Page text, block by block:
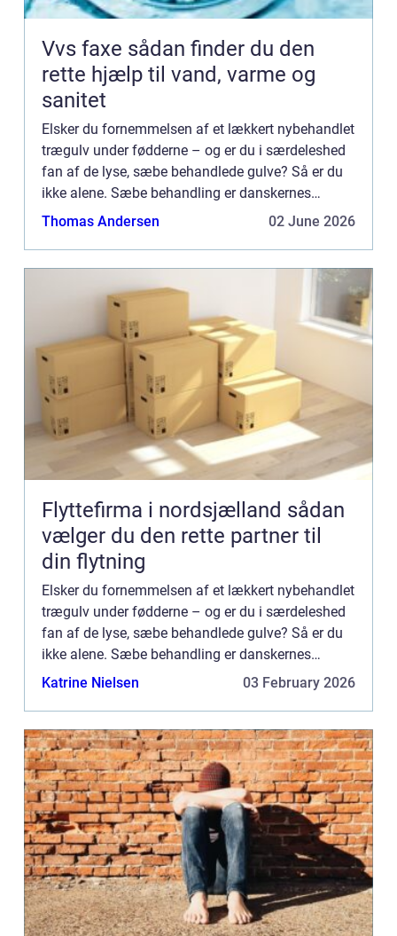
Vvs faxe sådan finder du den
rette hjælp til vand, varme og
sanitet
Elsker du fornemmelsen af et lækkert nybehandlet
trægulv under fødderne – og er du i særdeleshed
fan af de lyse, sæbe behandlede gulve? Så er du
ikke alene. Sæbe behandling er danskernes
foretrukne for...
Thomas Andersen 02 June 2026
Flyttefirma i nordsjælland sådan
vælger du den rette partner til
din flytning
Elsker du fornemmelsen af et lækkert nybehandlet
trægulv under fødderne – og er du i særdeleshed
fan af de lyse, sæbe behandlede gulve? Så er du
ikke alene. Sæbe behandling er danskernes
foretrukne for...
Katrine Nielsen 03 February 2026